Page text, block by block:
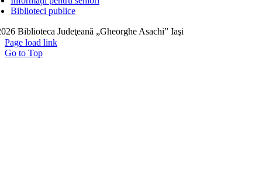
Biblioteci publice
Biblioteca Judeţeană „Gheorghe Asachi” Iaşi
Page load link
Go to Top